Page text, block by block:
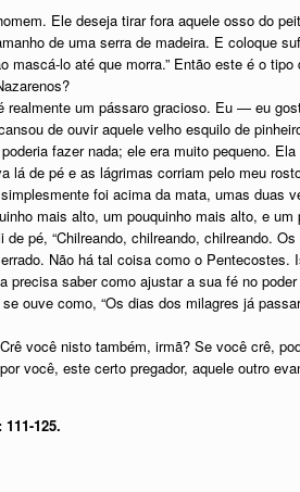
Ele deseja tirar fora aquele osso do
de uma serra de madeira. E coloque
lo até que morra.” Então este é o
um pássaro gracioso. Eu — eu
de ouvir aquele velho esquilo de
fazer nada; ele era muito pequeno.
lá de pé e as lágrimas corriam pelo meu
foi acima da mata, umas duas
mais alto, um pouquinho mais alto, e
pé, “Chilreando, chilreando, chilreando.
Não há tal coisa como o Pentecostes.
saber como ajustar a sua fé no
ouve como, “Os dias dos milagres já
você nisto também, irmã? Se você crê,
você, este certo pregador, aquele outro
125.